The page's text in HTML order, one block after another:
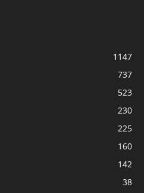
1147
737
523
230
225
160
142
38